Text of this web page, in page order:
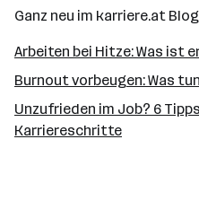
Ganz neu im karriere.at Blog
Arbeiten bei Hitze: Was ist
Burnout vorbeugen: Was
Unzufrieden im Job? 6
Karriereschritte